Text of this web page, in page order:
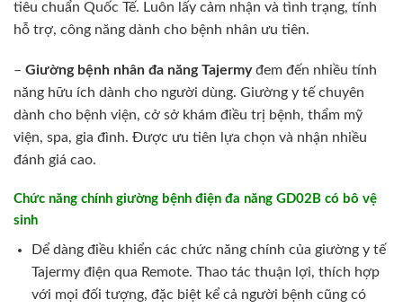
tiêu chuẩn Quốc Tế. Luôn lấy cảm nhận và tình trạng, tính
hỗ trợ, công năng dành cho bệnh nhân ưu tiên.
– Giường bệnh nhân đa năng Tajermyđem đến nhiều tính
năng hữu ích dành cho người dùng. Giường y tế chuyên
dành cho bệnh viện, cở sở khám điều trị bệnh, thẩm mỹ
viện, spa, gia đình. Được ưu tiên lựa chọn và nhận nhiều
đánh giá cao.
Chức năng chính giường bệnh điện đa năng GD02B có bô vệ
sinh
Dể dàng điều khiển các chức năng chính của giường y tế
Tajermy điện qua Remote. Thao tác thuận lợi, thích hợp
với mọi đối tượng, đặc biệt kể cả người bệnh cũng có